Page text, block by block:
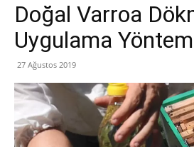
Doğal Varroa
Uygulama
27 Ağustos 2019